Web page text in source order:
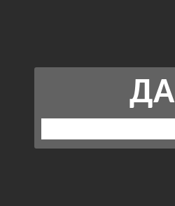
ДА